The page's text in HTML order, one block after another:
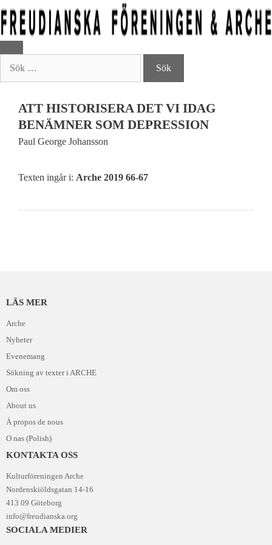
Hoppa
till
innehåll
MENY
ATT HISTORISERA DET VI IDAG
BENÄMNER SOM DEPRESSION
Paul George Johansson
Texten ingår i: Arche 2019 66-67
LÄS MER
Arche
Nyheter
Evenemang
Sökning av texter i ARCHE
Om oss
About us
À propos de nous
O nas (Polish)
KONTAKTA OSS
Kulturföreningen Arche
Nordenskiöldsgatan 14-16
413 09 Göteborg
info@freudianska.org
SOCIALA MEDIER